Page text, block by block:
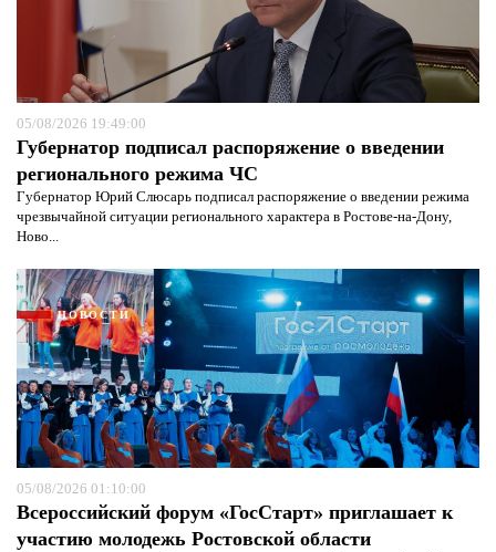
05/08/2026 19:49:00
Губернатор подписал распоряжение о введении
регионального режима ЧС
Губернатор Юрий Слюсарь подписал распоряжение о введении режима
чрезвычайной ситуации регионального характера в Ростове-на-Дону,
Ново...
НОВОСТИ
05/08/2026 01:10:00
Всероссийский форум «ГосСтарт» приглашает к
участию молодежь Ростовской области